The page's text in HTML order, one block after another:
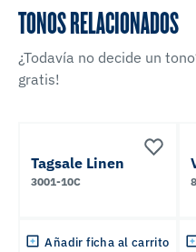
TONOS RELACIONADOS
¿Todavía no decide un
gratis!
Tagsale Linen
3001-10C
Añadir ficha al carrito